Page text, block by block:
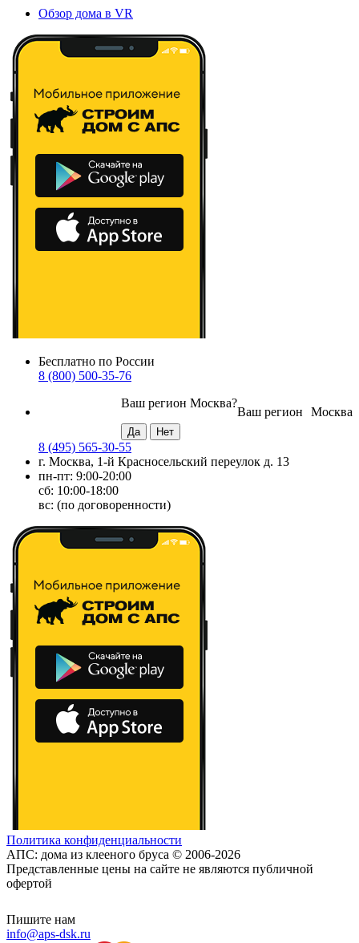
Обзор дома в VR
Бесплатно по России
8 (800) 500-35-76
Москва
Ваш регион
Ваш регион Москва?
8 (495) 565-30-55
г. Москва, 1-й Красносельский переулок д. 13
пн-пт: 9:00-20:00
сб: 10:00-18:00
вс: (по договоренности)
Политика конфиденциальности
АПС: дома из клееного бруса © 2006-2026
Представленные цены на сайте не являются публичной
офертой
Пишите нам
info@aps-dsk.ru